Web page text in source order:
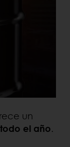
un
el año.